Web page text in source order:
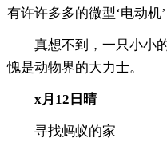
有许许多多的微型‘电动
真想不到，一只小小的
愧是动物界的大力士。
x月12日晴
寻找蚂蚁的家